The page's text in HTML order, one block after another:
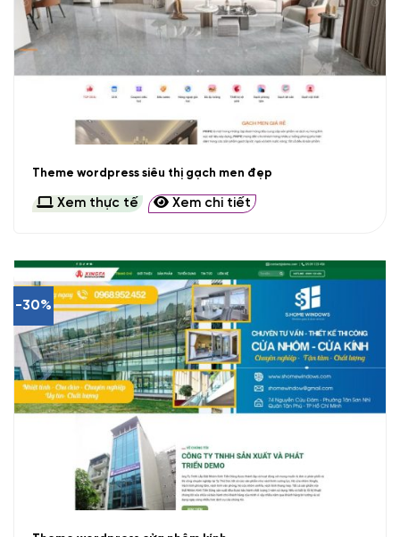
Theme wordpress siêu thị gạch men đẹp
Xem thực tế Xem chi tiết
-30%